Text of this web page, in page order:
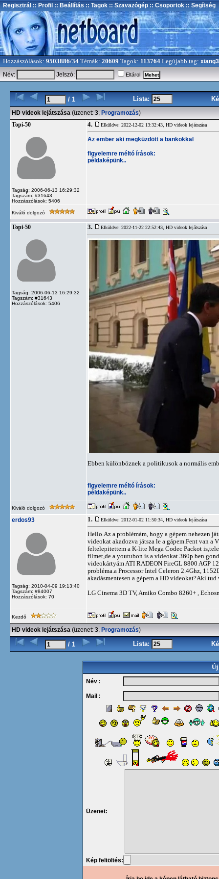
Regisztrál :: Profil :: Beállítás :: Tagok :: Szavazógép :: Csoportok :: Segítség
Hozzászólások: 9503886/34 Témák: 20609 Tagok: 113764 Legújabb tag:
Név:
Jelszó: Eltárol
/ 1 Lista:
HD videok lejátszása (üzenet: 3, Programozás)
Topi-50
Tagság: 2006-06-13 16:29:32
Tagszám: #31643
Hozzászólások: 5406
4. Elküldve: 2022-12-02 13:32:43, HD videok lejátszása
Az ember aki megküzdött a bankokkal
figyelemre méltó írások:
példaképünk..
Kiváló dolgozó
Topi-50
Tagság: 2006-06-13 16:29:32
Tagszám: #31643
Hozzászólások: 5406
3. Elküldve: 2022-11-22 22:52:43, HD videok lejátszása
Ebben különböznek a politikusok a normális
figyelemre méltó írások:
példaképünk..
Kiváló dolgozó
erdos93
Tagság: 2010-04-09 19:13:40
Tagszám: #84007
Hozzászólások: 70
1. Elküldve: 2012-01-02 11:50:34, HD videok lejátszása
Hello.Az a problémám, hogy a gépem nehezen
videokat akadozva játsza le a gápem.Fent van a
feltelepitettem a K-lite Mega Codec Packot
filmet,de a youtubon is a videokat 360p ben
videokártyám ATI RADEON FireGL 8800 AGP
probléma.a Processor Intel Celeron 2.4Ghz,
akadásmentesen a gépem a HD videokat?Aki
LG Cinema 3D TV, Amiko Combo 8260+ ,
Kezdő
HD videok lejátszása (üzenet: 3, Programozás)
/ 1 Lista:
Új
Név :
Mail :
Üzenet:
Kép feltöltés: